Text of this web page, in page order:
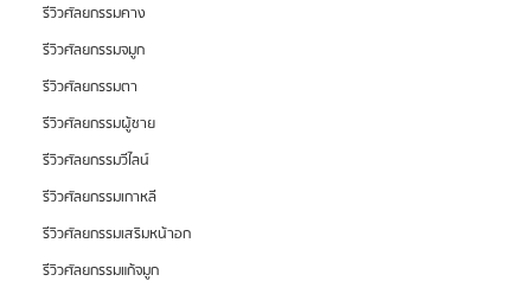
รีวิวศัลยกรรมคาง
รีวิวศัลยกรรมจมูก
รีวิวศัลยกรรมตา
รีวิวศัลยกรรมผู้ชาย
รีวิวศัลยกรรมวีไลน์
รีวิวศัลยกรรมเกาหลี
รีวิวศัลยกรรมเสริมหน้าอก
รีวิวศัลยกรรมแก้จมูก